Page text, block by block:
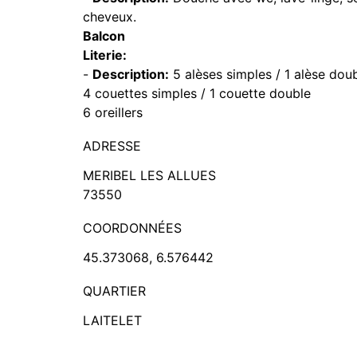
cheveux.
Balcon
Literie:
- Description: 5 alèses simples / 1 alèse
4 couettes simples / 1 couette double
6 oreillers
ADRESSE
MERIBEL LES ALLUES
73550
COORDONNÉES
45.373068, 6.576442
QUARTIER
LAITELET